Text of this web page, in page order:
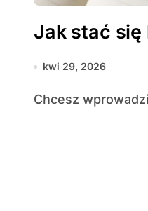
Jak stać
kwi 29, 2026
Chcesz